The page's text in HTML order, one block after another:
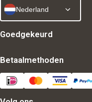
Nederland
Goedgekeurd
Betaalmethoden